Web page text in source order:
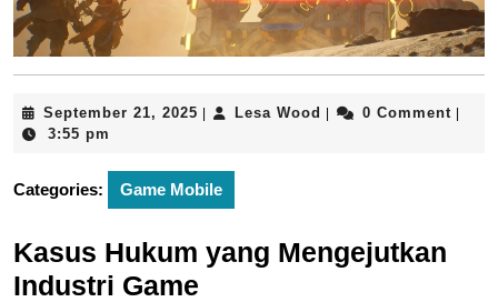
September 21, 2025 September
Lesa Wood Lesa 0 Comment
3:55 pm
Categories: Game Mobile
Kasus Hukum yang Mengejutkan
Industri Game